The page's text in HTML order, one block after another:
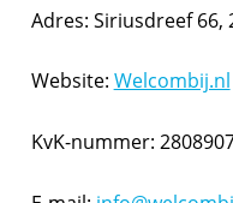
Adres: Siriusdreef 66,
Website: Welcombij.nl
KvK-nummer: